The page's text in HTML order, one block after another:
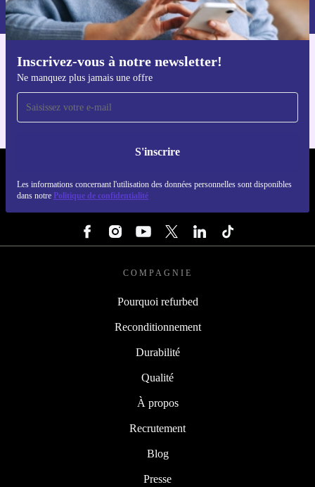
Inscrivez-vous à notre newsletter!
Ne manquez plus jamais une offre
S'inscrire
Les informations concernant l'utilisation des données personnelles sont disponibles
dans notre Politique de confidentialité
dans notre
politique de confidentialité.
Téléchargez l'application refurbed
Pour iOS et Android
COMPAGNIE
Pourquoi refurbed
Reconditionnement
Durabilité
Qualité
À propos
Recrutement
Blog
Presse